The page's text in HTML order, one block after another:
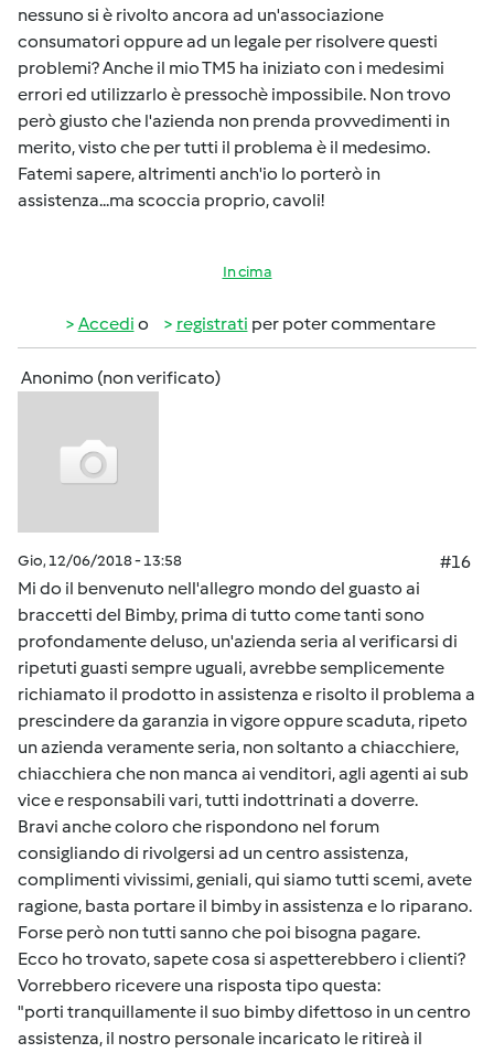
nessuno si è rivolto ancora ad un'associazione
consumatori oppure ad un legale per risolvere questi
problemi? Anche il mio TM5 ha iniziato con i medesimi
errori ed utilizzarlo è pressochè impossibile. Non trovo
però giusto che l'azienda non prenda provvedimenti in
merito, visto che per tutti il problema è il medesimo.
Fatemi sapere, altrimenti anch'io lo porterò in
assistenza...ma scoccia proprio, cavoli!
In cima
Accedi o registrati per poter commentare
Anonimo (non verificato)
Gio, 12/06/2018 - 13:58
#16
Mi do il benvenuto nell'allegro mondo del guasto ai
braccetti del Bimby, prima di tutto come tanti sono
profondamente deluso, un'azienda seria al verificarsi di
ripetuti guasti sempre uguali, avrebbe semplicemente
richiamato il prodotto in assistenza e risolto il problema a
prescindere da garanzia in vigore oppure scaduta, ripeto
un azienda veramente seria, non soltanto a chiacchiere,
chiacchiera che non manca ai venditori, agli agenti ai sub
vice e responsabili vari, tutti indottrinati a doverre.
Bravi anche coloro che rispondono nel forum
consigliando di rivolgersi ad un centro assistenza,
complimenti vivissimi, geniali, qui siamo tutti scemi, avete
ragione, basta portare il bimby in assistenza e lo riparano.
Forse però non tutti sanno che poi bisogna pagare.
Ecco ho trovato, sapete cosa si aspetterebbero i clienti?
Vorrebbero ricevere una risposta tipo questa:
"porti tranquillamente il suo bimby difettoso in un centro
assistenza, il nostro personale incaricato le ritireà il